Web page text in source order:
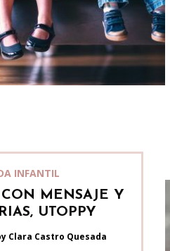
INFANTIL
CON MENSAJE Y
UTOPPY
Clara Castro Quesada